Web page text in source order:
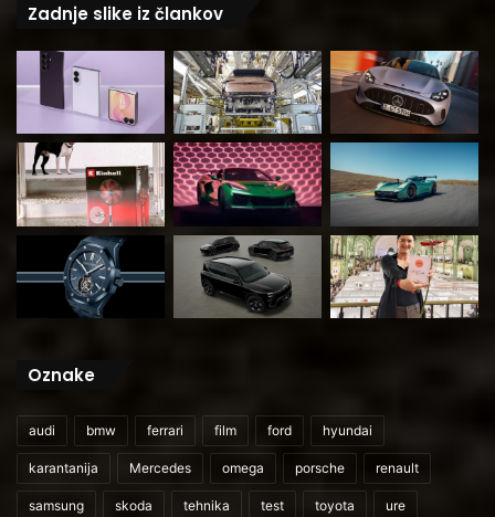
Zadnje slike iz člankov
Oznake
audi bmw ferrari film ford hyundai
karantanija Mercedes omega porsche renault
samsung skoda tehnika test toyota ure